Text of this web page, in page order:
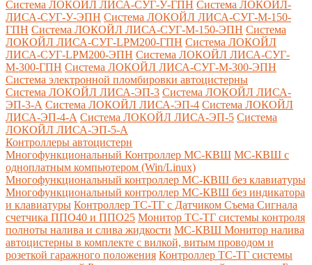
Система ЛОКОЙЛ ЛИСА-СУГ-У-ГПН Система ЛОКОЙЛ-
ЛИСА-СУГ-У-ЭПН Система ЛОКОЙЛ ЛИСА-СУГ-М-150-
ГПН Система ЛОКОЙЛ ЛИСА-СУГ-М-150-ЭПН Система
ЛОКОЙЛ ЛИСА-СУГ-LPM200-ГПН Система ЛОКОЙЛ
ЛИСА-СУГ-LPM200-ЭПН Система ЛОКОЙЛ ЛИСА-СУГ-
М-300-ГПН Система ЛОКОЙЛ ЛИСА-СУГ-М-300-ЭПН
Система электронной пломбировки автоцистерны
Система ЛОКОЙЛ ЛИСА-ЭП-3 Система ЛОКОЙЛ ЛИСА-
ЭП-3-А Система ЛОКОЙЛ ЛИСА-ЭП-4 Система ЛОКОЙЛ
ЛИСА-ЭП-4-А Система ЛОКОЙЛ ЛИСА-ЭП-5 Система
ЛОКОЙЛ ЛИСА-ЭП-5-А
Контроллеры автоцистерн
Многофункциональный Контроллер МС-КВШ МС-КВШ с
одноплатным компьютером (Win/Linux)
Многофункциональный контроллер МС-КВШ без клавиатуры
Многофункциональный контроллер МС-КВШ без индикатора
и клавиатуры Контроллер ТС-ТГ с Датчиком Съема Сигнала
счетчика ППО40 и ППО25 Монитор ТС-ТГ системы контроля
полноты налива и слива жидкости МС-КВШ Монитор налива
автоцистерны в комплекте с вилкой, витым проводом и
розеткой гаражного положения Контроллер ТС-ТГ системы